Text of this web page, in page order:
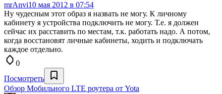
mrAnvi10 мая 2012 в 07:54
Ну чудесным этот образ я назвать не могу. К личному
кабинету я устройства подключить не могу. Т.е. я должен
сейчас их расставить по местам, т.к. работать надо. А потом,
когда восстановят личные кабинеты, ходить и подключать
каждое отдельно.
0
Посмотреть
Обзор Мобильного LTE роутера от Yota